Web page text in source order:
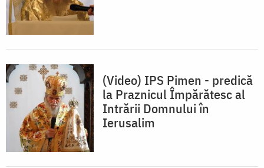
(Video) IPS Pimen - predică
la Praznicul Împărătesc al
Intrării Domnului în
Ierusalim